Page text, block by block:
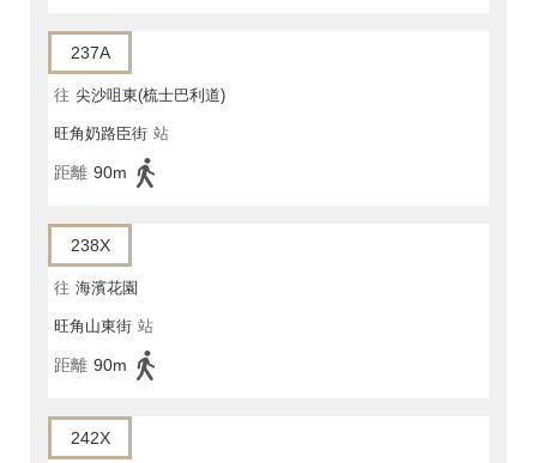
237A
往 尖沙咀東(梳士巴利道)
旺角奶路臣街 站
距離 90m
238X
往 海濱花園
旺角山東街 站
距離 90m
242X